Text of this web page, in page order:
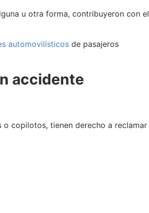
u otra forma, contribuyeron con el
automovilísticos de pasajeros
accidente
copilotos, tienen derecho a reclamar